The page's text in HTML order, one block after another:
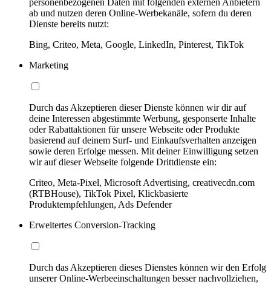
ab und nutzen deren Online-Werbekanäle, sofern du deren
Dienste bereits nutzt:
Bing, Criteo, Meta, Google, LinkedIn, Pinterest, TikTok
Marketing
Durch das Akzeptieren dieser Dienste können wir dir auf
deine Interessen abgestimmte Werbung, gesponserte Inhalte
oder Rabattaktionen für unsere Webseite oder Produkte
basierend auf deinem Surf- und Einkaufsverhalten anzeigen
sowie deren Erfolge messen. Mit deiner Einwilligung setzen
wir auf dieser Webseite folgende Drittdienste ein:
Criteo, Meta-Pixel, Microsoft Advertising, creativecdn.com
(RTBHouse), TikTok Pixel, Klickbasierte
Produktempfehlungen, Ads Defender
Erweitertes Conversion-Tracking
Durch das Akzeptieren dieses Dienstes können wir den Erfolg
unserer Online-Werbeeinschaltungen besser nachvollziehen,